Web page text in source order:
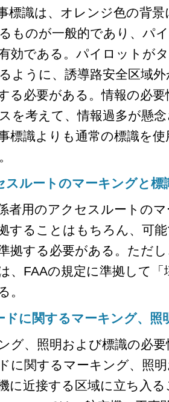
標識は、オレンジ色の背
ものが一般的であり、パ
効である。パイロットが
ように、誘導路安全区域
る必要がある。情報の必
を考えて、情報過多が懸
標識よりも通常の標識を
ルートのマーキングと標
者用のアクセスルートの
することはもちろん、可
拠する必要がある。ただ
、FAAの規定に準拠して
。
に関するマーキング、照
グ、照明および標識の必要
に関するマーキング、照
に近接する区域に立ち入